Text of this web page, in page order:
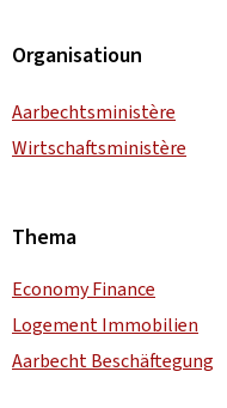
Organisatioun
Aarbechtsministère
Wirtschaftsministère
Thema
Economy Finance
Logement Immobilien
Aarbecht Beschäftegung